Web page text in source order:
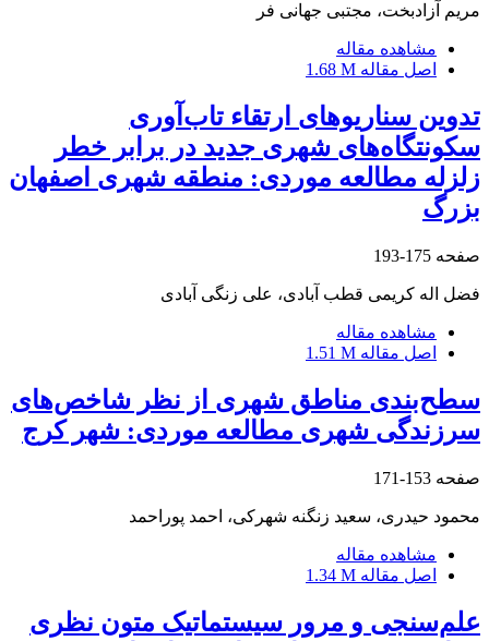
مریم آزادبخت، مجتبی جهانی فر
مشاهده مقاله
اصل مقاله 1.68 M
تدوین سناریوهای ارتقاء تاب‌آوری
سکونتگاه‌های شهری جدید در برابر خطر
زلزله مطالعه موردی: منطقه شهری اصفهان
بزرگ
صفحه 175-193
فضل اله کریمی قطب آبادی، علی زنگی آبادی
مشاهده مقاله
اصل مقاله 1.51 M
سطح‌بندی مناطق شهری از نظر شاخص‌های
سرزندگی شهری مطالعه موردی: شهر کرج
صفحه 153-171
محمود حیدری، سعید زنگنه شهرکی، احمد پوراحمد
مشاهده مقاله
اصل مقاله 1.34 M
علم‌سنجی و مرور سیستماتیک متون نظری